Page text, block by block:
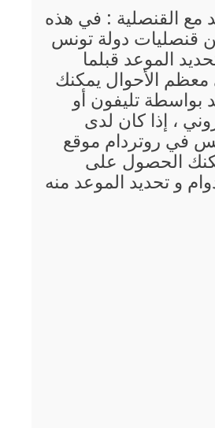
مع القنصلية : في هذه
من قنصليات دولة تونس
الموعد قبلما
معظم الأحوال يمكنك
بواسطة تليفون أو
، إذا كان لدى
في روتردام موقع
الحصول على
و تحديد الموعد منه